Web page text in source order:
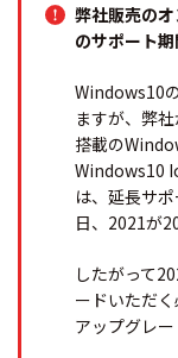
弊社販売の
のサポート
Windows10
ますが、弊
搭載の
Windows10
は、延長サ
日、2021が
したがって
ードいただ
アップグレ